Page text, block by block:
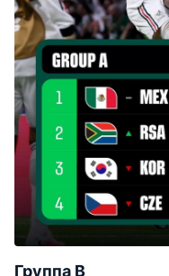
Группа B